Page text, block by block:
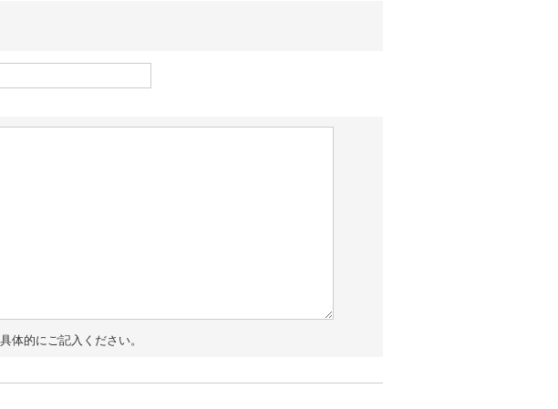
体的にご記入ください。